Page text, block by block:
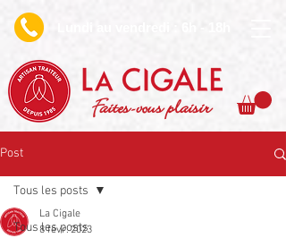
Faites-vous plaisir
Post
Tous les posts
Tous les posts
La Cigale
8 févr. 2023